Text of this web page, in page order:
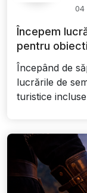
04
Începem
pentru
programul
Începând de
lucrările de
turistice